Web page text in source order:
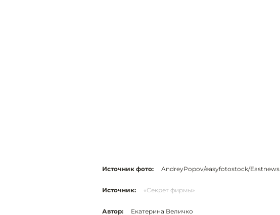
Источник фото: AndreyPopov/easyfotostock/Eastnews
Источник: «Секрет фирмы»
Автор: Екатерина Величко